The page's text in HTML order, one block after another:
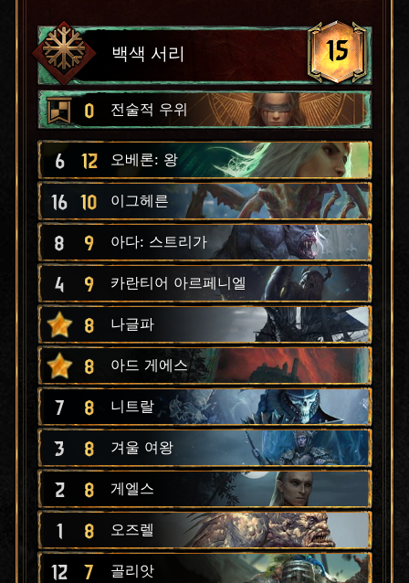
백색 서리 15
0 전술적 우위
6 12 오베론: 왕
16 10 이그헤른
8 9 아다: 스트리가
4 9 카란티어 아르페니엘
8 나글파
8 아드 게에스
7 8 니트랄
3 8 겨울 여왕
2 8 게엘스
1 8 오즈렐
12 7 골리앗